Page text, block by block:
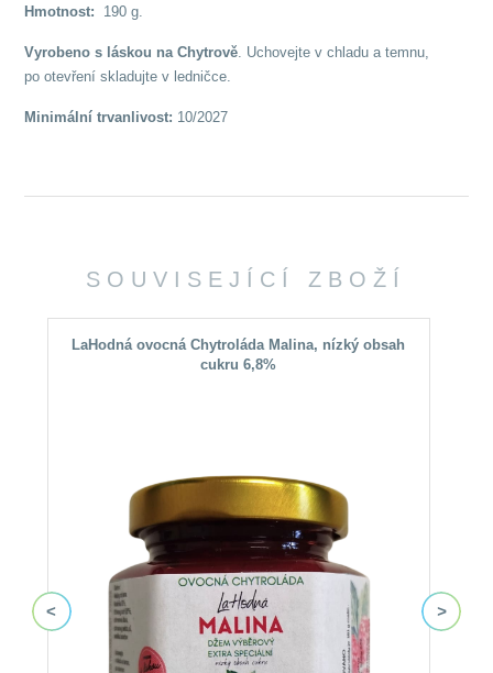
Hmotnost: 190 g.
Vyrobeno s láskou na Chytrově. Uchovejte v chladu a temnu,
po otevření skladujte v ledničce.
Minimální trvanlivost: 10/2027
SOUVISEJÍCÍ ZBOŽÍ
LaHodná ovocná Chytroláda Malina, nízký obsah
cukru 6,8%